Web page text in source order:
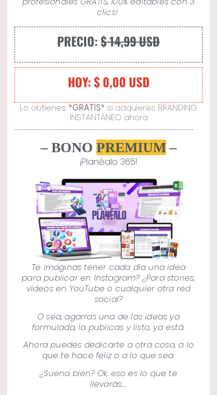
clics!
PRECIO:$ 14,99 USD
HOY: $ 0,00 USD
Lo obtienes *GRATIS* si adquieres BRANDING
INSTANTÁNEO ahora
– BONO PREMIUM–
¡Planéalo 365!
Te imaginas tener cada día una idea
para publicar en Instagram? ¿Para stories,
vídeos en YouTube o cualquier otra red
social?
O sea, agarras una de las ideas ya
formulada, la publicas y listo, ya está.
Ahora puedes dedicarte a otra cosa, a lo
que te hace feliz o a lo que sea.
¿Suena bien? Ok, eso es lo que te
llevarás….